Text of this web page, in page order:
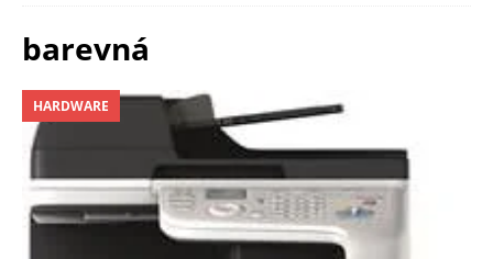
barevná
HARDWARE